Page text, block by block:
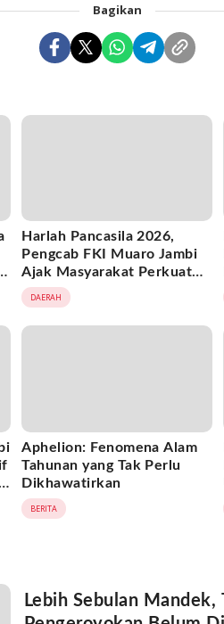
Bagikan
Harlah Pancasila 2026,
Pengcab FKI Muaro Jambi
Ajak Masyarakat Perkuat
Persatuan dan Amalkan
Nilai-Nilai Kebangsaan
DAERAH
Aphelion: Fenomena Alam
Tahunan yang Tak Perlu
Dikhawatirkan
BERITA
Lebih Sebulan Mandek,